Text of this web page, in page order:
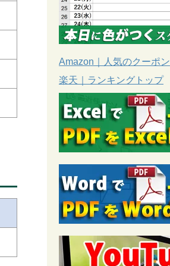
Amazon｜人気のクーポン
楽天｜ランキングトップ